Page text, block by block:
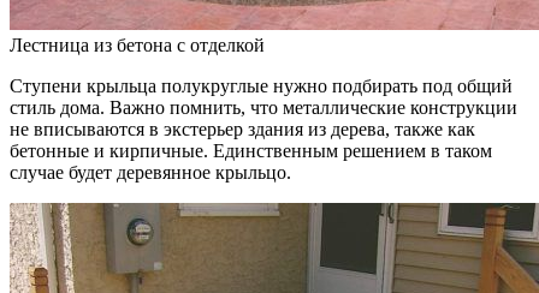
Лестница из бетона с отделкой
Ступени крыльца полукруглые нужно подбирать под общий
стиль дома. Важно помнить, что металлические конструкции
не вписываются в экстерьер здания из дерева, также как
бетонные и кирпичные. Единственным решением в таком
случае будет деревянное крыльцо.